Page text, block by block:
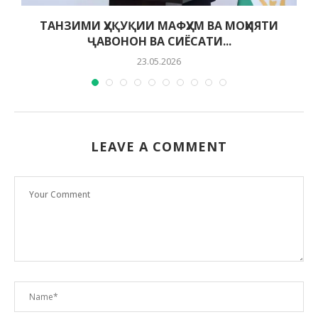
ТАНЗИМИ ҲУҚУҚИИ МАФҲУМ ВА МОҲИЯТИ
ҶАВОНОН ВА СИЁСАТИ...
23.05.2026
LEAVE A COMMENT